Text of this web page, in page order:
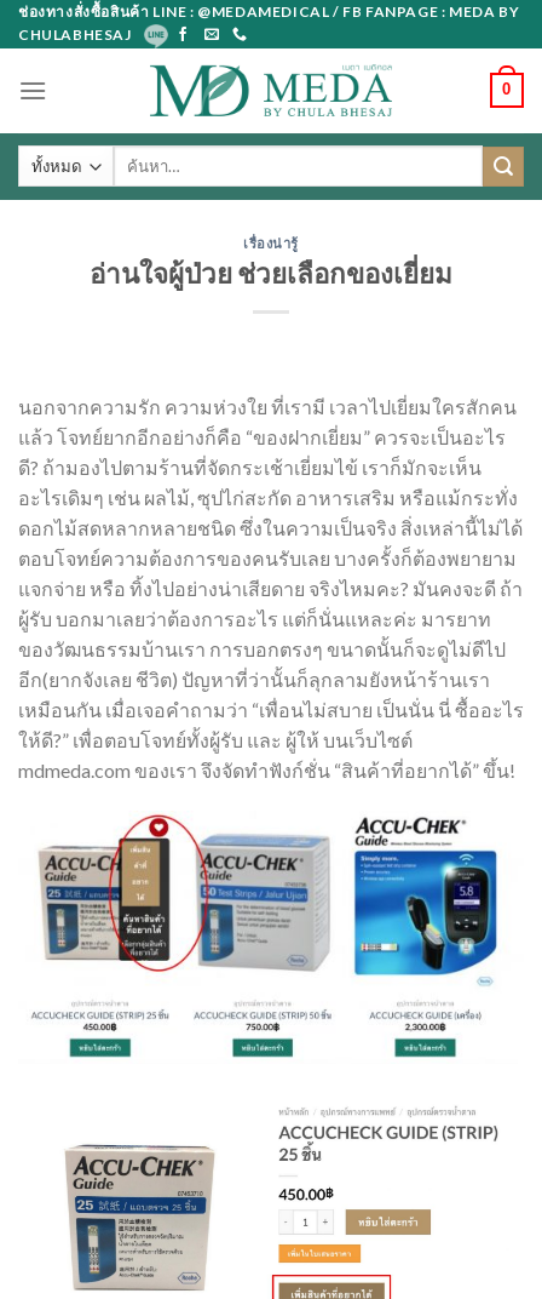
Skip
to
ช่องทางสั่งซื้อสินค้า LINE : @MEDAMEDICAL / FB FANPAGE : MEDA BY
CHULABHESAJ
0
ค้นหา:
เรื่องน่ารู้
อ่านใจผู้ป่วย ช่วยเลือกของเยี่ยม
นอกจากความรัก ความห่วงใย ที่เรามี เวลาไปเยี่ยมใครสักคน
แล้ว โจทย์ยากอีกอย่างก็คือ “ของฝากเยี่ยม” ควรจะเป็นอะไร
ดี? ถ้ามองไปตามร้านที่จัดกระเช้าเยี่ยมไข้ เราก็มักจะเห็น
อะไรเดิมๆ เช่น ผลไม้, ซุปไก่สะกัด อาหารเสริม หรือแม้กระทั่ง
ดอกไม้สดหลากหลายชนิด ซึ่งในความเป็นจริง สิ่งเหล่านี้ไม่ได้
ตอบโจทย์ความต้องการของคนรับเลย บางครั้งก็ต้องพยายาม
แจกจ่าย หรือ ทิ้งไปอย่างน่าเสียดาย จริงไหมคะ? มันคงจะดี ถ้า
ผู้รับ บอกมาเลยว่าต้องการอะไร แต่ก็นั่นแหละค่ะ มารยาท
ของวัฒนธรรมบ้านเรา การบอกตรงๆ ขนาดนั้นก็จะดูไม่ดีไป
อีก(ยากจังเลย ชีวิต) ปัญหาที่ว่านั้นก็ลุกลามยังหน้าร้านเรา
เหมือนกัน เมื่อเจอคำถามว่า “เพื่อนไม่สบาย เป็นนั่น นี่ ซื้ออะไร
ให้ดี?” เพื่อตอบโจทย์ทั้งผู้รับ และ ผู้ให้ บนเว็บไซต์
mdmeda.com ของเรา จึงจัดทำฟังก์ชั่น “สินค้าที่อยากได้” ขึ้น!